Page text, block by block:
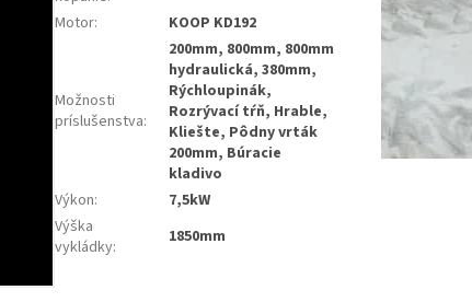
Motor: KOOP KD192
Možnosti
príslušenstva:
200mm, 800mm, 800mm
hydraulická, 380mm,
Rýchloupinák,
Rozrývací tŕň, Hrable,
Kliešte, Pôdny vrták
200mm, Búracie
kladivo
Výkon:
7,5kW
Výška
vykládky: 1850mm